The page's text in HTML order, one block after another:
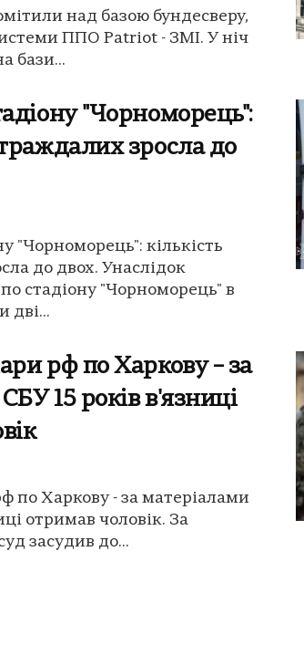
над базою бундесверу,
ППО Patriot - ЗМІ. У ніч
бази...
"Чорноморець":
зросла до
"Чорноморець": кількість
до двох. Унаслідок
стадіону "Чорноморець" в
дві...
рф по Харкову – за
15 років в'язниці
по Харкову - за матеріалами
отримав чоловік. За
засудив до...